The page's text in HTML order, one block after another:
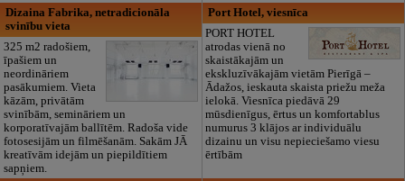
Dizaina Fabrika, netradicionāla
svinību vieta
325 m2 radošiem,
īpašiem un
neordināriem
pasākumiem. Vieta
kāzām, privātām
svinībām, semināriem un
korporatīvajām ballītēm. Radoša vide
fotosesijām un filmēšanām. Sakām JĀ
kreatīvām idejām un piepildītiem
sapņiem.
Port Hotel, viesnīca
PORT HOTEL
atrodas vienā no
skaistākajām un
ekskluzīvākajām vietām Pierīgā –
Ādažos, ieskauta skaista priežu meža
ielokā. Viesnīca piedāvā 29
mūsdienīgus, ērtus un komfortablus
numurus 3 klājos ar individuālu
dizainu un visu nepieciešamo viesu
ērtībām